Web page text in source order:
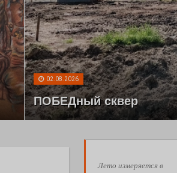
02.08.2026
ПОБЕДный сквер
Лето измеряется в